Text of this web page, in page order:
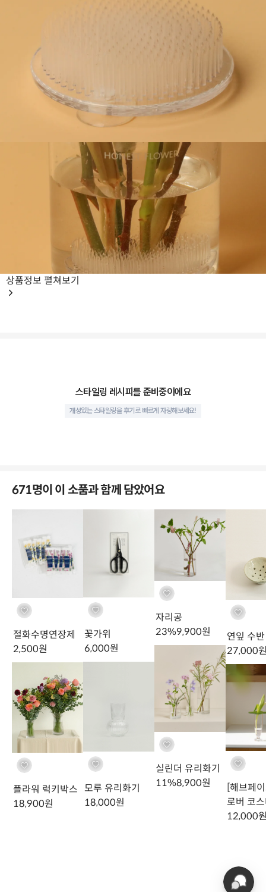
가볍고, 간편한 다용도 침봉
바닥면에 강력한 흡착 고무판이 부착되어 있어, 물을 채운 화기나 매끄
러운 컵 바닥에도 흔들림 없이 고정됩니다. 침봉으로 높낮이와 간격을
상품정보 펼쳐보기
스타일링 레시피를 준비중이에요
개성있는 스타일링을 후기로 빠르게 자랑해보세요!
671명이 이 소품과 함께 담았어요
절화수명연장제
2,500원
플라워 럭키박스
18,900원
꽃가위
6,000원
모루 유리화기
18,000원
자리공
23%9,900원
실린더 유리화기
11%8,900원
연잎 수반
27,000
[해브페
로버 코
12,000